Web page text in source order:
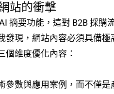
站的衝擊
摘要功能，這對 B2B 採
現，網站內容必須具備
個維度優化內容：
參數與應用案例，而不僅是